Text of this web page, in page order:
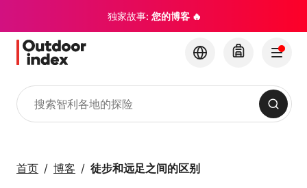
独家故事: 您的博客 🔥
搜索
首页 博客 徒步和远足之间的区别
与 Outdoor Index 一
起探索智利及其隐藏的